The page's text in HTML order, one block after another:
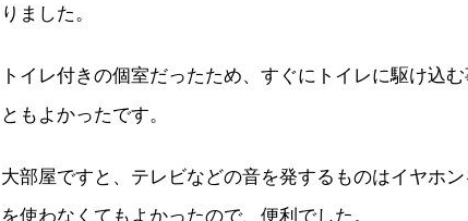
りました。
トイレ付きの個室だったため、すぐにトイレに駆け込
ともよかったです。
大部屋ですと、テレビなどの音を発するものはイヤホ
を使わなくてもよかったので、便利でした。